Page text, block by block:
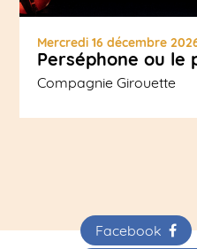
Mercredi 16 décembre
Perséphone ou le
Compagnie Girouette
Facebook